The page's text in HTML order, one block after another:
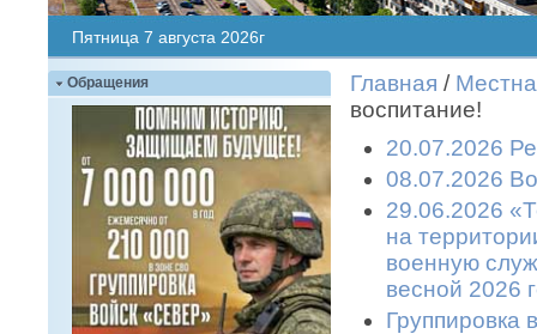
Пятница 7 августа 2026г
Обращения Главная /
воспитание!
20.07.2026
08.07.2026
29.06.2026
на
военную
весной 2026
Группировка